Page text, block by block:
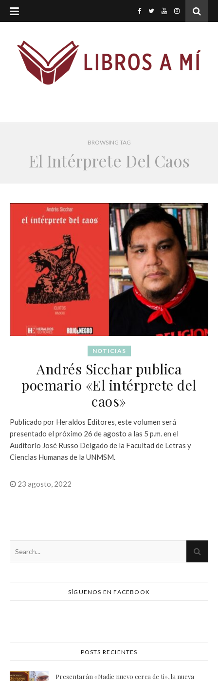
BROWSING TAG
El Intérprete Del Caos
NOTICIAS
Andrés Sicchar publica
poemario «El intérprete del
caos»
Publicado por Heraldos Editores, este volumen será
presentado el próximo 26 de agosto a las 5 p.m. en el
Auditorio José Russo Delgado de la Facultad de Letras y
Ciencias Humanas de la UNMSM.
23 agosto, 2022
SÍGUENOS EN FACEBOOK
POSTS RECIENTES
Presentarán «Nadie nuevo cerca de ti», la nueva